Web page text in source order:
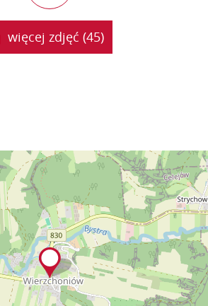
więcej zdjęć (45)